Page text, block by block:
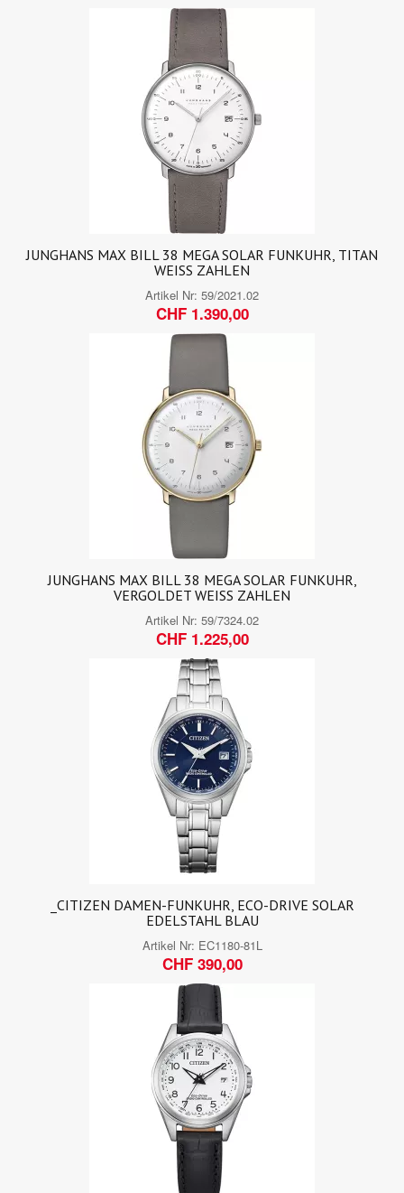
JUNGHANS MAX BILL 38 MEGA SOLAR FUNKUHR, TITAN
WEISS ZAHLEN
Artikel Nr: 59/2021.02
CHF 1.390,00
JUNGHANS MAX BILL 38 MEGA SOLAR FUNKUHR,
VERGOLDET WEISS ZAHLEN
Artikel Nr: 59/7324.02
CHF 1.225,00
_CITIZEN DAMEN-FUNKUHR, ECO-DRIVE SOLAR
EDELSTAHL BLAU
Artikel Nr: EC1180-81L
CHF 390,00